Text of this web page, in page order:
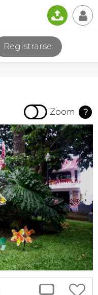
📤 👤
Registrarse
 Zoom ?
